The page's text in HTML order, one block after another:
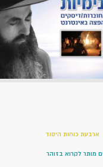
ארבעת כוחות היסוד
מותר לקרוא בזוהר